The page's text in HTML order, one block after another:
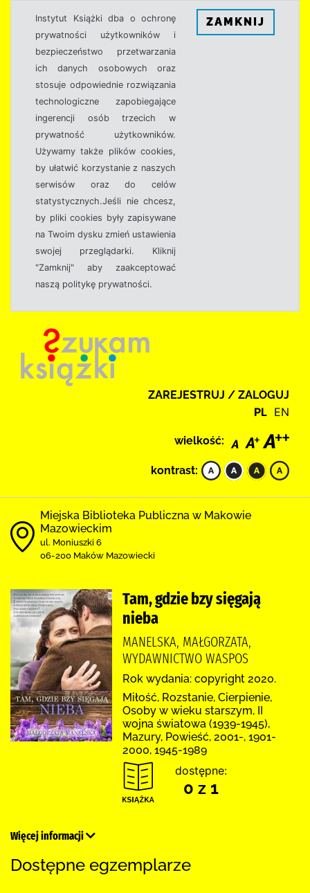
Instytut Książki dba o ochronę
prywatności użytkowników i
bezpieczeństwo przetwarzania
ich danych osobowych oraz
stosuje odpowiednie rozwiązania
technologiczne zapobiegające
ingerencji osób trzecich w
prywatność użytkowników.
Używamy także plików cookies,
by ułatwić korzystanie z naszych
serwisów oraz do celów
statystycznych.Jeśli nie chcesz,
by pliki cookies były zapisywane
na Twoim dysku zmień ustawienia
swojej przeglądarki. Kliknij
"Zamknij" aby zaakceptować
naszą politykę prywatności.
ZAMKNIJ
ZAREJESTRUJ / ZALOGUJ
PL EN
wielkość:
kontrast:
Miejska Biblioteka Publiczna w Makowie
Mazowieckim
ul. Moniuszki 6
06-200 Maków Mazowiecki
Tam, gdzie bzy sięgają
nieba
MANELSKA, MAŁGORZATA,
WYDAWNICTWO WASPOS
Rok wydania: copyright 2020.
Miłość, Rozstanie, Cierpienie,
Osoby w wieku starszym, II
wojna światowa (1939-1945),
Mazury, Powieść, 2001-, 1901-
2000, 1945-1989
dostępne:
0 z 1
Więcej informacji
Dostępne egzemplarze